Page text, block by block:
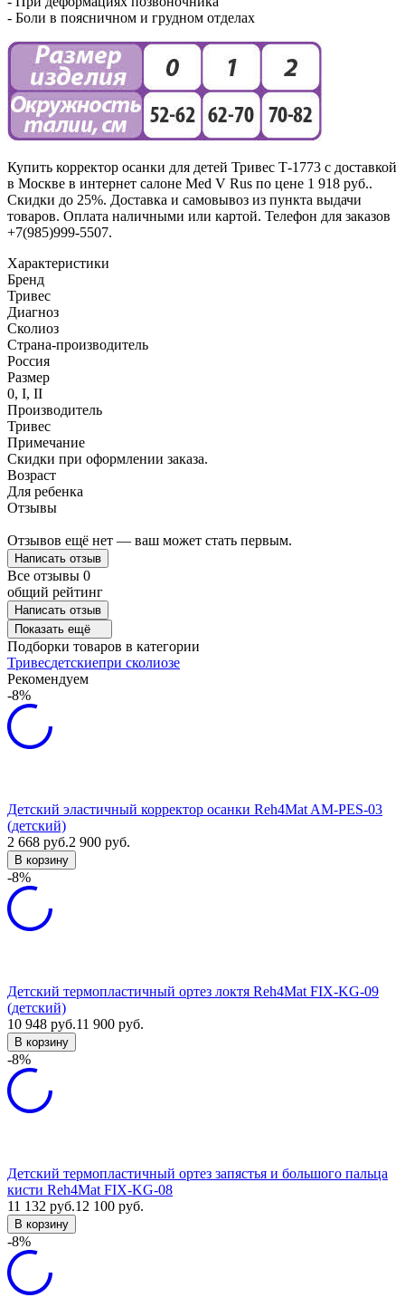
- Боли в поясничном и грудном отделах
Купить корректор осанки для детей Тривес Т-1773 с доставкой
в Москве в интернет салоне Med V Rus по цене 1 918 руб..
Скидки до 25%. Доставка и самовывоз из пункта выдачи
товаров. Оплата наличными или картой. Телефон для заказов
+7(985)999-5507.
Характеристики
Бренд
Тривес
Диагноз
Сколиоз
Страна-производитель
Россия
Размер
0, I, II
Производитель
Тривес
Примечание
Скидки при оформлении заказа.
Возраст
Для ребенка
Отзывы
Отзывов ещё нет — ваш может стать первым.
Написать отзыв
Все отзывы 0
общий рейтинг
Написать отзыв
Показать ещё
Подборки товаров в категории
Тривесдетскиепри сколиозе
Рекомендуем
-8%
Детский эластичный корректор осанки Reh4Mat AM-PES-03
(детский)
2 668 руб.2 900 руб.
В корзину
-8%
Детский термопластичный ортез локтя Reh4Mat FIX-KG-09
(детский)
10 948 руб.11 900 руб.
В корзину
-8%
Детский термопластичный ортез запястья и большого пальца
кисти Reh4Mat FIX-KG-08
11 132 руб.12 100 руб.
В корзину
-8%